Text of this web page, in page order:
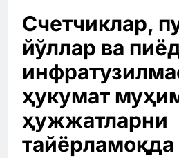
Счетчиклар,
йўллар ва
ҳукумат
ҳужжатларни
тайёрламоқда